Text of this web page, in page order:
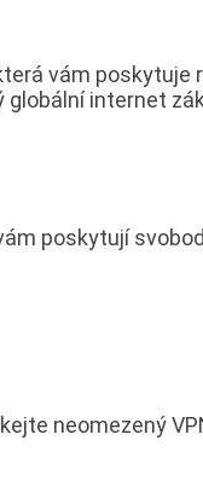
vám poskytuje
internet
poskytují
neomezený